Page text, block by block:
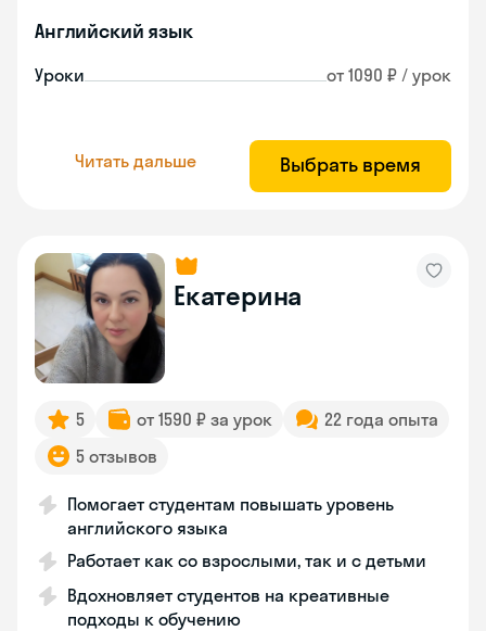
Английский язык
Уроки от 1090 ₽ / урок
Читать дальше Выбрать время
Екатерина
5 от 1590 ₽ за урок
22 года опыта
5 отзывов
Помогает студентам повышать уровень
английского языка
Работает как со взрослыми, так и с детьми
Вдохновляет студентов на креативные
подходы к обучению